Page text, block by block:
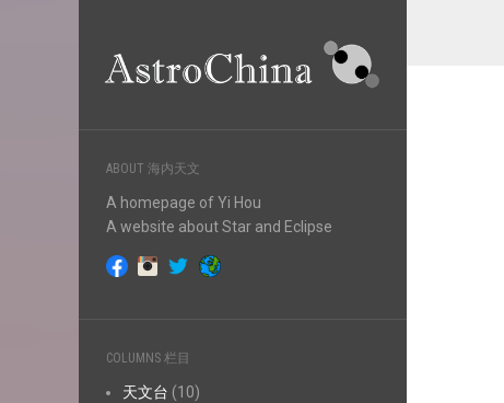
ABOUT 海内天文
A homepage of Yi Hou
A website about Star and Eclipse
COLUMNS 栏目
天文台 (10)